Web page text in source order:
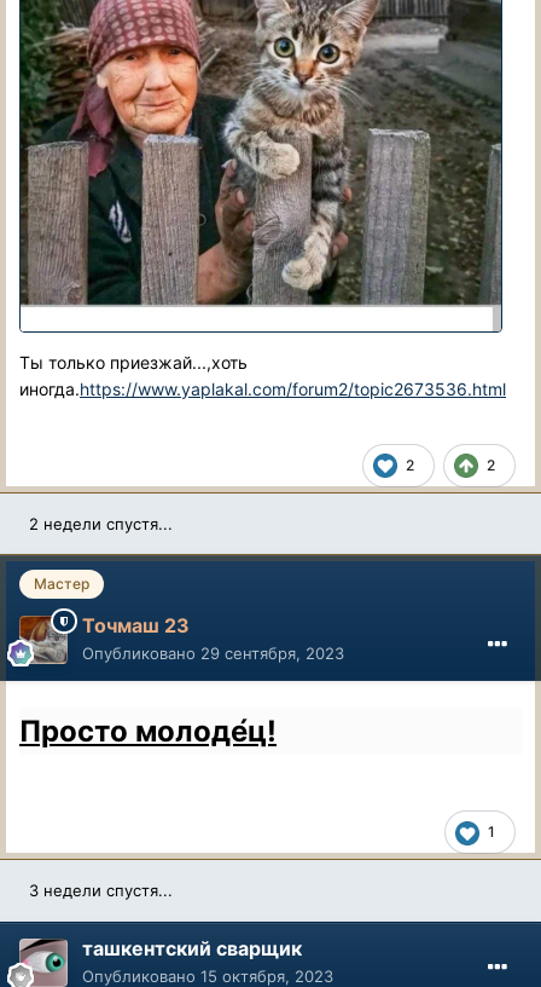
Ты только приезжай...,хоть
иногда.https://www.yaplakal.com/forum2/topic2673536.html
2 2
2 недели спустя...
Мастер
Точмаш 23
Опубликовано 29 сентября, 2023
Просто молоде́ц!
1
3 недели спустя...
ташкентский сварщик
Опубликовано 15 октября, 2023